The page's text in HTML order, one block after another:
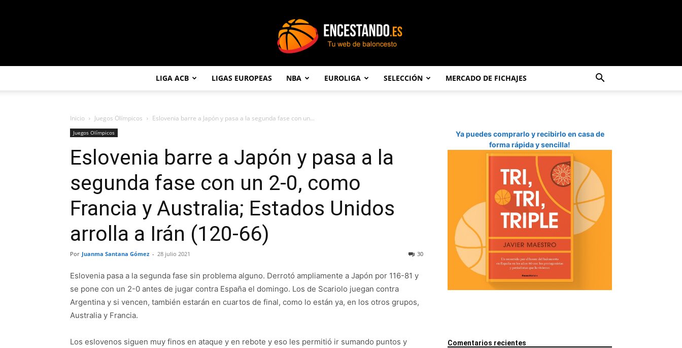
LIGA ACB LIGAS EUROPEAS NBA EUROLIGA SELECCIÓN MERCADO DE FICHAJES
Inicio Juegos Olímpicos Eslovenia barre a Japón y pasa a la segunda fase con un...
Juegos Olímpicos
Eslovenia barre a Japón y pasa a la
segunda fase con un 2-0, como
Francia y Australia; Estados Unidos
arrolla a Irán (120-66)
Por Juanma Santana Gómez - 28 julio 2021 30
Eslovenia pasa a la segunda fase sin problema alguno. Derrotó ampliamente a Japón por 116-81 y
se pone con un 2-0 antes de jugar contra España el domingo. Los de Scariolo juegan contra
Argentina y si vencen, también estarán en cuartos de final, como lo están ya, en los otros grupos,
Australia y Francia.
Los eslovenos siguen muy finos en ataque y en rebote y eso les permitió ir sumando puntos y
Ya puedes comprarlo y recibirlo en casa de
forma rápida y sencilla!
Comentarios recientes